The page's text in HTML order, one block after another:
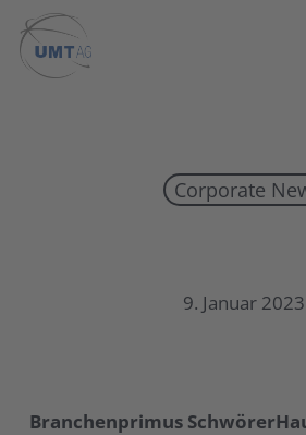
main
Corporate
9. Januar 2023
Branchenprimus